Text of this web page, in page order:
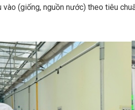
(giống, nguồn nước) theo tiêu